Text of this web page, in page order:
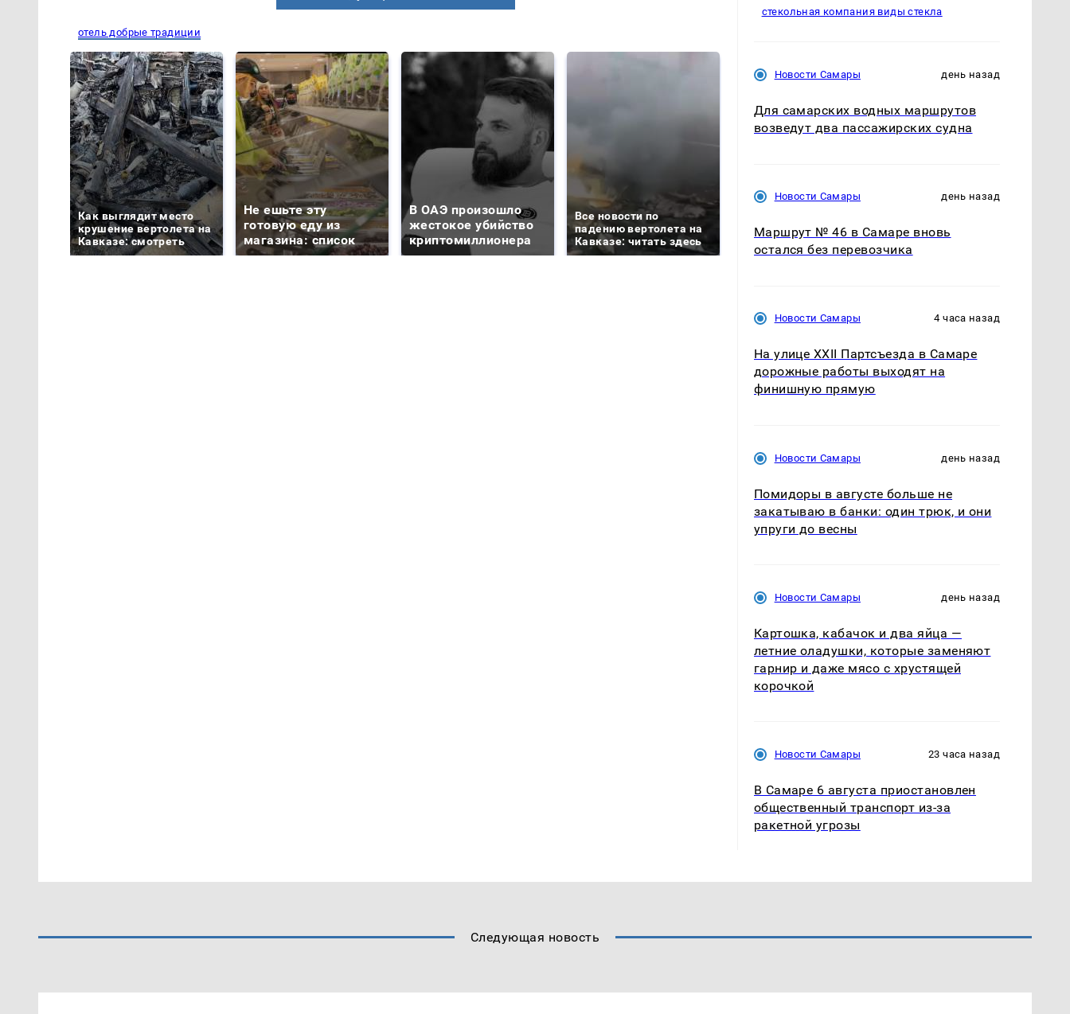
отель добрые традиции
Как выглядит место
крушение вертолета на
Кавказе: смотреть
Не ешьте эту
готовую еду из
магазина: список
В ОАЭ произошло
жестокое убийство
криптомиллионера
Все новости по
падению вертолета на
Кавказе: читать здесь
было с 1945: чего
ждать всем нам?
миллионов рублей
стекольная компания виды стекла
Новости Самары день назад
Для самарских водных маршрутов
возведут два пассажирских судна
Новости Самары день назад
Маршрут № 46 в Самаре вновь
остался без перевозчика
Новости Самары 4 часа назад
На улице XXII Партсъезда в Самаре
дорожные работы выходят на
финишную прямую
Новости Самары день назад
Помидоры в августе больше не
закатываю в банки: один трюк, и они
упруги до весны
Новости Самары день назад
Картошка, кабачок и два яйца —
летние оладушки, которые заменяют
гарнир и даже мясо с хрустящей
корочкой
Новости Самары 23 часа назад
В Самаре 6 августа приостановлен
общественный транспорт из-за
ракетной угрозы
Следующая новость